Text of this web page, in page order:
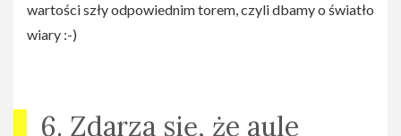
wartości szły odpowiednim torem, czyli dbamy o światło
wiary :-)
6. Zdarza się, że aule